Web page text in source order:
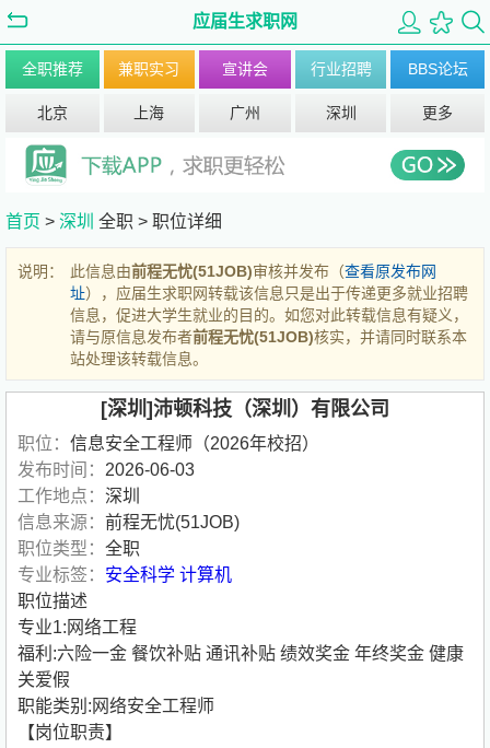
应届生求职网
全职推荐 兼职实习 宣讲会 行业招聘 BBS论坛
北京 上海 广州 深圳 更多
首页 > 深圳 全职 > 职位详细
说明： 此信息由前程无忧(51JOB)审核并发布（查看原发布网
址），应届生求职网转载该信息只是出于传递更多就业招聘
信息，促进大学生就业的目的。如您对此转载信息有疑义，
请与原信息发布者前程无忧(51JOB)核实，并请同时联系本
站处理该转载信息。
[深圳]沛顿科技（深圳）有限公司
职位： 信息安全工程师（2026年校招）
发布时间： 2026-06-03
工作地点： 深圳
信息来源： 前程无忧(51JOB)
职位类型： 全职
专业标签： 安全科学 计算机
职位描述
专业1:网络工程
福利:六险一金 餐饮补贴 通讯补贴 绩效奖金 年终奖金 健康
关爱假
职能类别:网络安全工程师
【岗位职责】